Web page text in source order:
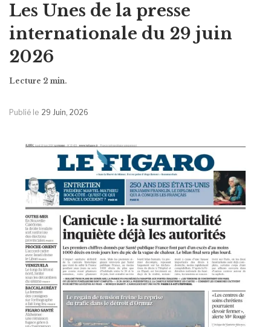
Les Unes de la presse
internationale du 29 juin
2026
Publié le 29 Juin, 2026